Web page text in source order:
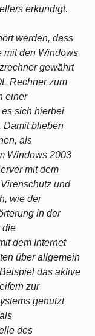
erkundigt.
werden, dass
mit den Windows
gewährt
Rechner zum
einer
sich hierbei
Damit blieben
als
Windows 2003
mit dem
und
wie der
in der
die
dem Internet
über allgemein
das aktive
zur
genutzt
des